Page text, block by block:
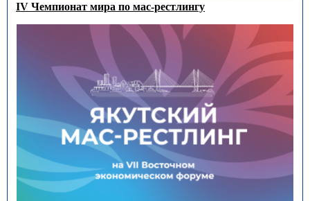
IV Чемпионат мира по мас-рестлингу